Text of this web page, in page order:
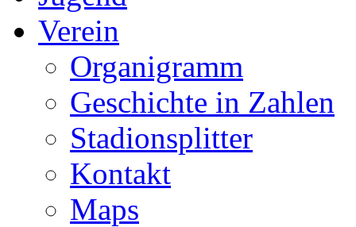
Verein
Organigramm
Geschichte in Zahlen
Stadionsplitter
Kontakt
Maps